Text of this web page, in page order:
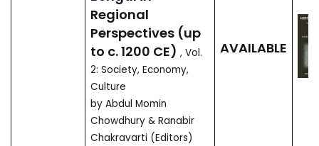
01.বাংলাদেশের ইতিহাস:
আঞ্চলিক পরিপ্রেক্ষিতে আদি
বাংলা (অনু. ১২০০ সা. অব্দ
পর্যন্ত), প্রথম খণ্ড: প্রত্নতত্ত্ব,
রাজনৈতিক ইতিহাস, রাষ্ট্রগঠন
by আবদুল মমিন চৌধুরী (সম্পাদক)
AVAILABLE